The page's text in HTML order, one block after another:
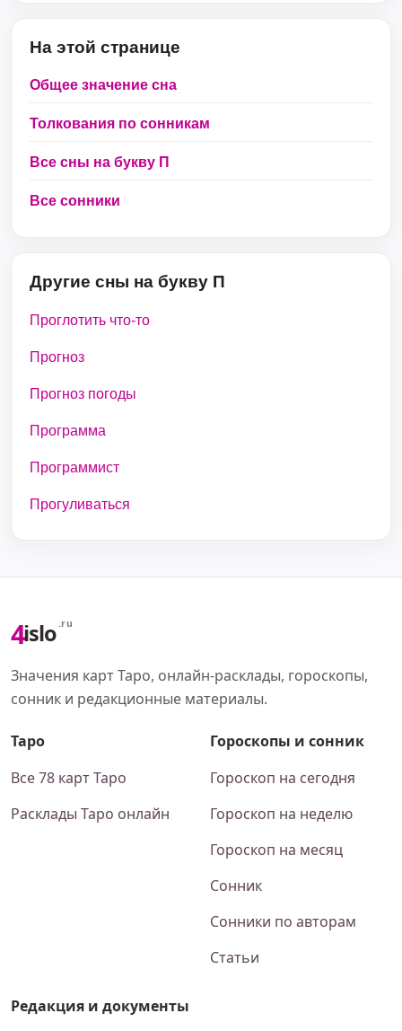
На этой странице
Общее значение сна
Толкования по сонникам
Все сны на букву П
Все сонники
Другие сны на букву П
Проглотить что-то
Прогноз
Прогноз погоды
Программа
Программист
Прогуливаться
4islo .ru
Значения карт Таро, онлайн-расклады, гороскопы,
сонник и редакционные материалы.
Таро
Все 78 карт Таро
Расклады Таро онлайн
Гороскопы и сонник
Гороскоп на сегодня
Гороскоп на неделю
Гороскоп на месяц
Сонник
Сонники по авторам
Статьи
Редакция и документы